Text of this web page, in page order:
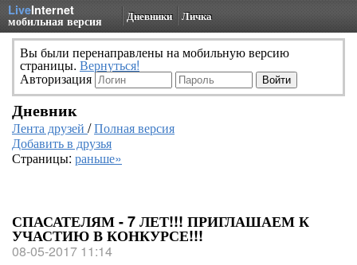
LiveInternet
мобильная версия Дневники Личка
Вы были перенаправлены на мобильную версию
страницы. Вернуться!
Авторизация
Дневник
Лента друзей /Полная версия
Добавить в друзья
Страницы: раньше»
СПАСАТЕЛЯМ - 7 ЛЕТ!!! ПРИГЛАШАЕМ К
УЧАСТИЮ В КОНКУРСЕ!!!
08-05-2017 11:14